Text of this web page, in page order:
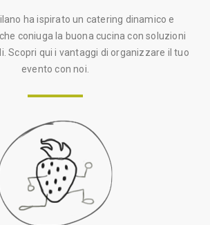
ha ispirato un catering dinamico e
coniuga la buona cucina con soluzioni
Scopri qui i vantaggi di organizzare il tuo
evento con noi.